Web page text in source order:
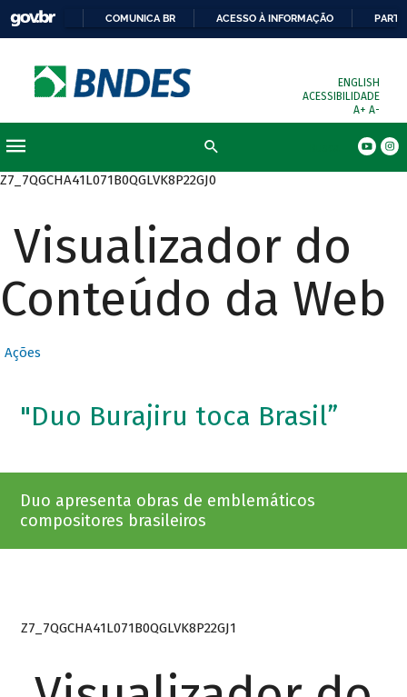
COMUNICA BR ACESSO À INFORMAÇÃO
ENGLISH
ACESSIBILIDADE
A+ A-
Z7_7QGCHA41L071B0QGLVK8P22GJ0
Visualizador do
Conteúdo da Web
Ações
"Duo Burajiru toca Brasil”
Duo apresenta obras de emblemáticos
compositores brasileiros
Z7_7QGCHA41L071B0QGLVK8P22GJ1